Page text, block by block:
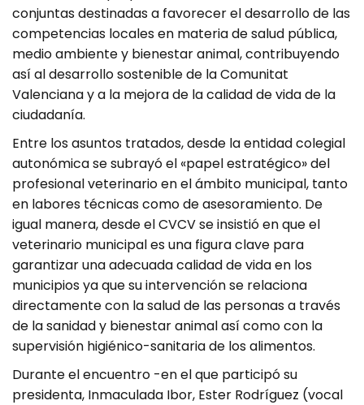
conjuntas destinadas a favorecer el desarrollo de las
competencias locales en materia de salud pública,
medio ambiente y bienestar animal, contribuyendo
así al desarrollo sostenible de la Comunitat
Valenciana y a la mejora de la calidad de vida de la
ciudadanía.
Entre los asuntos tratados, desde la entidad colegial
autonómica se subrayó el «papel estratégico» del
profesional veterinario en el ámbito municipal, tanto
en labores técnicas como de asesoramiento. De
igual manera, desde el CVCV se insistió en que el
veterinario municipal es una figura clave para
garantizar una adecuada calidad de vida en los
municipios ya que su intervención se relaciona
directamente con la salud de las personas a través
de la sanidad y bienestar animal así como con la
supervisión higiénico-sanitaria de los alimentos.
Durante el encuentro -en el que participó su
presidenta, Inmaculada Ibor, Ester Rodríguez (vocal